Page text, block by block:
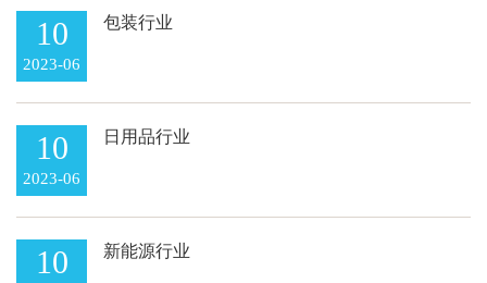
10
2023-06
包装行业
10
2023-06
日用品行业
10 新能源行业